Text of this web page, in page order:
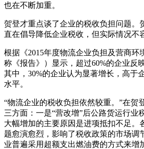
也在不断加重。
贺登才重点谈了企业的税收负担问题。
直在倡导降低企业税收，但实际情况不
根据《2015年度物流企业负担及营商环
称《报告》）显示，超过60%的企业反
其中，30%的企业认为显著增长，高于
水平。
“物流企业的税收负担依然较重。”在贺
三方面：一是“营改增”后公路货运行业
大幅增加的主要原因是进项抵扣不足。
题愈演愈烈，影响了税收政策的市场调
业普遍采用超额支出燃油费的方式来增